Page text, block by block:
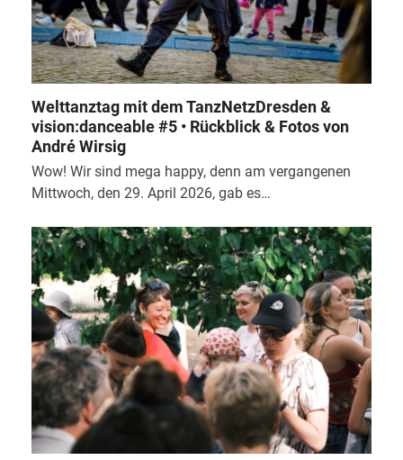
Welttanztag mit dem TanzNetzDresden &
vision:danceable #5 • Rückblick & Fotos von
André Wirsig
Wow! Wir sind mega happy, denn am vergangenen
Mittwoch, den 29. April 2026, gab es…